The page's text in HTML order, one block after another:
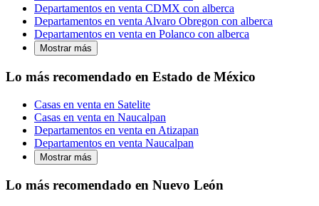
Departamentos en venta CDMX con alberca
Departamentos en venta Alvaro Obregon con alberca
Departamentos en venta en Polanco con alberca
Mostrar más
Lo más recomendado en Estado de México
Casas en venta en Satelite
Casas en venta en Naucalpan
Departamentos en venta en Atizapan
Departamentos en venta Naucalpan
Mostrar más
Lo más recomendado en Nuevo León